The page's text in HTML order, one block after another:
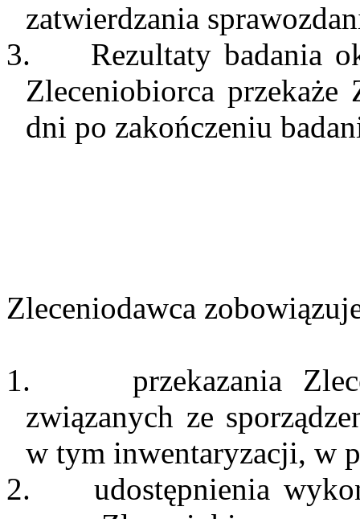
zatwierdzania
3.
Rezultaty badania
Zleceniobiorca
dni po zakończeniu
Zleceniodawca
1.
przekazania
związanych ze
w tym inwentaryzacji, w
2.
udostępnienia